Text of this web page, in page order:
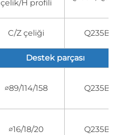
çelik/H profili
C/Z çeliği Q235B
Destek parçası
∅89/114/158 Q235B
∅16/18/20 Q235B